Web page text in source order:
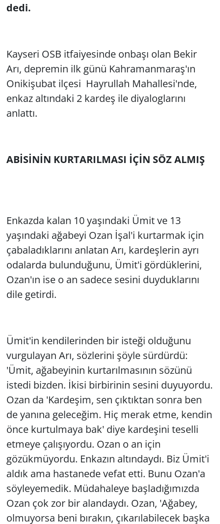
dedi.
Kayseri OSB itfaiyesinde onbaşı olan Bekir
Arı, depremin ilk günü Kahramanmaraş'ın
Onikişubat ilçesi Hayrullah Mahallesi'nde,
enkaz altındaki 2 kardeş ile diyaloglarını
anlattı.
ABİSİNİN KURTARILMASI İÇİN SÖZ ALMIŞ
Enkazda kalan 10 yaşındaki Ümit ve 13
yaşındaki ağabeyi Ozan İşal'i kurtarmak için
çabaladıklarını anlatan Arı, kardeşlerin ayrı
odalarda bulunduğunu, Ümit'i gördüklerini,
Ozan'ın ise o an sadece sesini duyduklarını
dile getirdi.
Ümit'in kendilerinden bir isteği olduğunu
vurgulayan Arı, sözlerini şöyle sürdürdü:
'Ümit, ağabeyinin kurtarılmasının sözünü
istedi bizden. İkisi birbirinin sesini duyuyordu.
Ozan da 'Kardeşim, sen çıktıktan sonra ben
de yanına geleceğim. Hiç merak etme, kendin
önce kurtulmaya bak' diye kardeşini teselli
etmeye çalışıyordu. Ozan o an için
gözükmüyordu. Enkazın altındaydı. Biz Ümit'i
aldık ama hastanede vefat etti. Bunu Ozan'a
söyleyemedik. Müdahaleye başladığımızda
Ozan çok zor bir alandaydı. Ozan, 'Ağabey,
olmuyorsa beni bırakın, çıkarılabilecek başka